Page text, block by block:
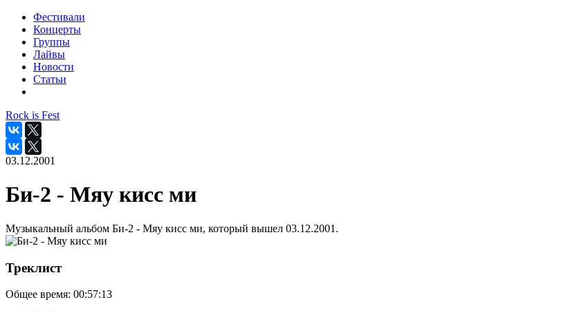
Фестивали
Концерты
Группы
Лайвы
Новости
Статьи
Rock is Fest
03.12.2001
Би-2 - Мяу кисс ми
Музыкальный альбом Би-2 - Мяу кисс ми, который вышел 03.12.2001.
Треклист
Общее время: 00:57:13